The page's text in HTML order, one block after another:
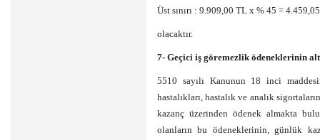
Üst sınırı : 9.909,00 TL x % 45 =
olacaktır.
7- Geçici iş göremezlik ödeneklerinin alt
5510 sayılı Kanunun 18 inci
hastalıkları, hastalık ve analık
kazanç üzerinden ödenek almakta
olanların bu ödeneklerinin, günlük